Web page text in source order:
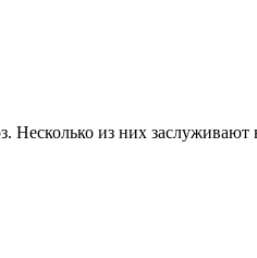
Несколько из них